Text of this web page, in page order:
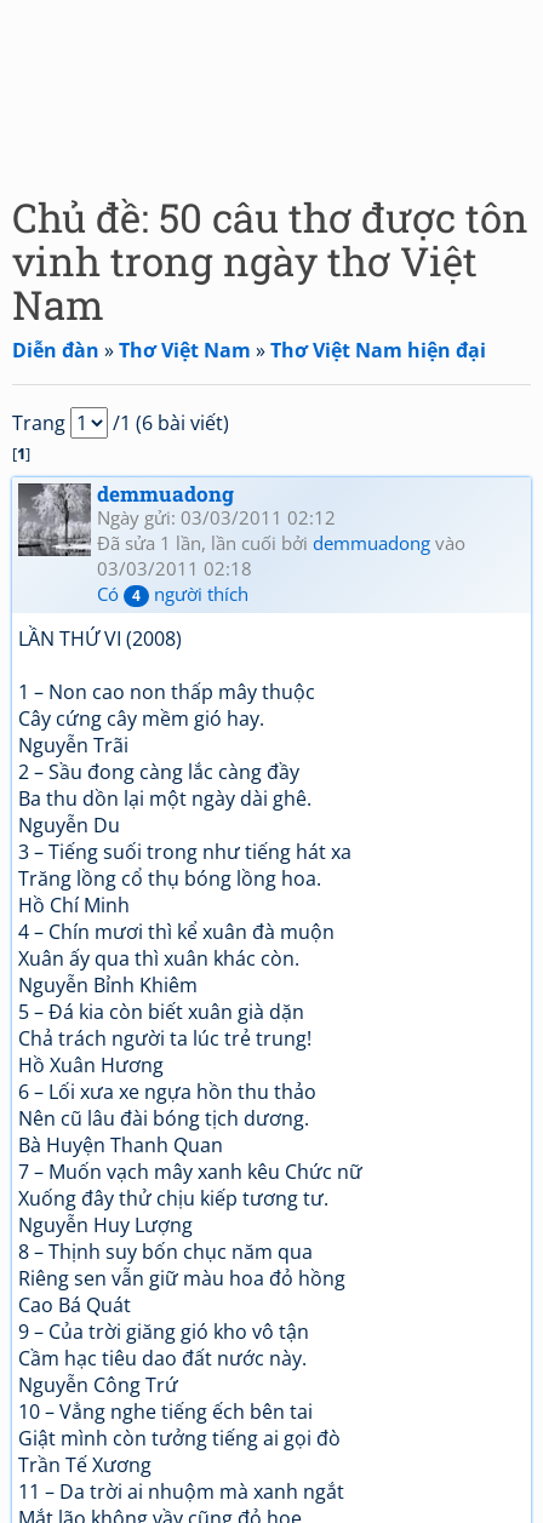
Chủ đề: 50 câu thơ được tôn
vinh trong ngày thơ Việt
Nam
Diễn đàn »Thơ Việt Nam »Thơ Việt Nam hiện đại
Trang /1 (6 bài viết)
[1]
demmuadong
Ngày gửi: 03/03/2011 02:12
Đã sửa 1 lần, lần cuối bởi demmuadong vào
03/03/2011 02:18
Có
4 người thích
LẦN THỨ VI (2008)
1 – Non cao non thấp mây thuộc
Cây cứng cây mềm gió hay.
Nguyễn Trãi
2 – Sầu đong càng lắc càng đầy
Ba thu dồn lại một ngày dài ghê.
Nguyễn Du
3 – Tiếng suối trong như tiếng hát xa
Trăng lồng cổ thụ bóng lồng hoa.
Hồ Chí Minh
4 – Chín mươi thì kể xuân đà muộn
Xuân ấy qua thì xuân khác còn.
Nguyễn Bỉnh Khiêm
5 – Đá kia còn biết xuân già dặn
Chả trách người ta lúc trẻ trung!
Hồ Xuân Hương
6 – Lối xưa xe ngựa hồn thu thảo
Nên cũ lâu đài bóng tịch dương.
Bà Huyện Thanh Quan
7 – Muốn vạch mây xanh kêu Chức nữ
Xuống đây thử chịu kiếp tương tư.
Nguyễn Huy Lượng
8 – Thịnh suy bốn chục năm qua
Riêng sen vẫn giữ màu hoa đỏ hồng
Cao Bá Quát
9 – Của trời giăng gió kho vô tận
Cầm hạc tiêu dao đất nước này.
Nguyễn Công Trứ
10 – Vẳng nghe tiếng ếch bên tai
Giật mình còn tưởng tiếng ai gọi đò
Trần Tế Xương
11 – Da trời ai nhuộm mà xanh ngắt